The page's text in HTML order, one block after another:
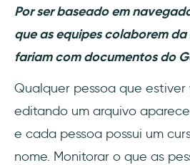
Por ser baseado em
que as equipes colaborem
fariam com documentos do
Qualquer pessoa que estiver
editando um arquivo
e cada pessoa possui um
nome. Monitorar o que as